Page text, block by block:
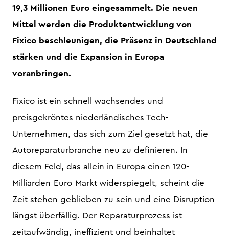
19,3 Millionen Euro eingesammelt. Die neuen
Mittel werden die Produktentwicklung von
Fixico beschleunigen, die Präsenz in Deutschland
stärken und die Expansion in Europa
voranbringen.
Fixico ist ein schnell wachsendes und
preisgekröntes niederländisches Tech-
Unternehmen, das sich zum Ziel gesetzt hat, die
Autoreparaturbranche neu zu definieren. In
diesem Feld, das allein in Europa einen 120-
Milliarden-Euro-Markt widerspiegelt, scheint die
Zeit stehen geblieben zu sein und eine Disruption
längst überfällig. Der Reparaturprozess ist
zeitaufwändig, ineffizient und beinhaltet